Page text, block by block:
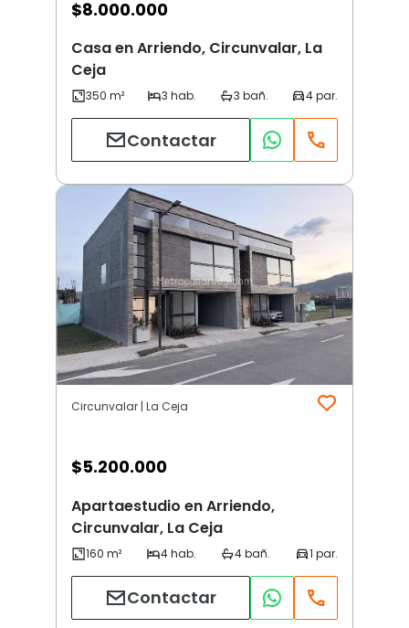
$8.000.000
Casa en Arriendo, Circunvalar, La
Ceja
Contactar
Circunvalar | La Ceja
$5.200.000
Apartaestudio en Arriendo,
Circunvalar, La Ceja
Contactar